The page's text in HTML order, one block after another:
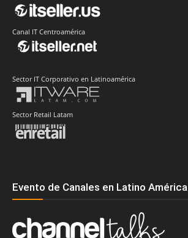
Canal IT Centroamérica
Sector IT Corporativo en Latinoamérica
Sector Retail Latam
Evento de Canales en Latino América